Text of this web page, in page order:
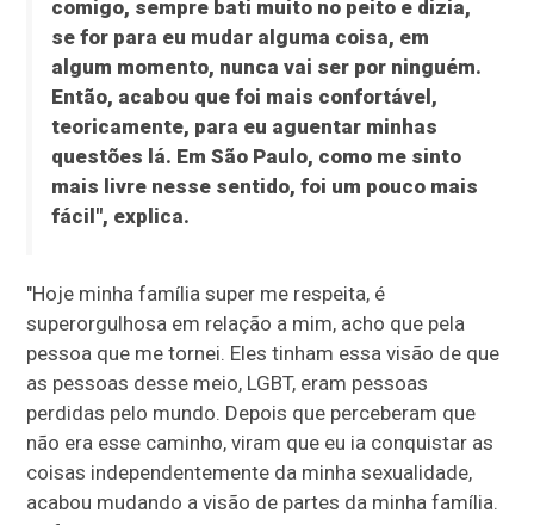
comigo, sempre bati muito no peito e dizia,
se for para eu mudar alguma coisa, em
algum momento, nunca vai ser por ninguém.
Então, acabou que foi mais confortável,
teoricamente, para eu aguentar minhas
questões lá. Em São Paulo, como me sinto
mais livre nesse sentido, foi um pouco mais
fácil", explica.
"Hoje minha família super me respeita, é
superorgulhosa em relação a mim, acho que pela
pessoa que me tornei. Eles tinham essa visão de que
as pessoas desse meio, LGBT, eram pessoas
perdidas pelo mundo. Depois que perceberam que
não era esse caminho, viram que eu ia conquistar as
coisas independentemente da minha sexualidade,
acabou mudando a visão de partes da minha família.